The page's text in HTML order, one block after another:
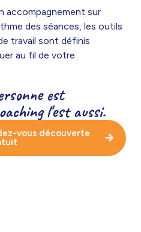
accompagnement sur
des séances, les outils
travail sont définis
au fil de votre
est
l'est aussi.
vous découverte